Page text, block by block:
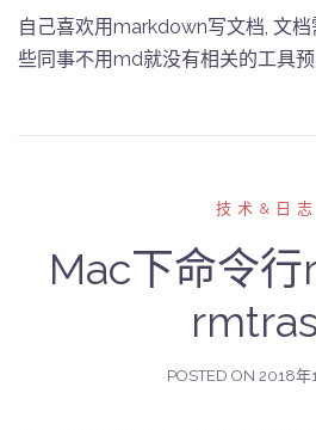
自己喜欢用markdown写文档, 文
些同事不用md就没有相关的工具
技术&日志
Mac下命令
POSTED ON 2018年